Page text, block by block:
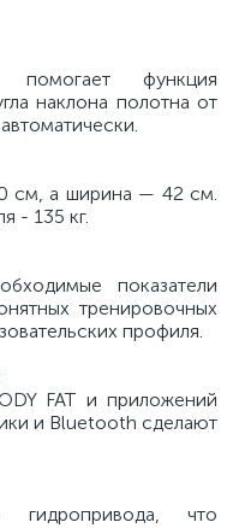
помогает функция
наклона полотна от
см, а ширина — 42 см.
- 135 кг.
показатели
тренировочных
профиля.
FAT и приложений
и Bluetooth сделают
что